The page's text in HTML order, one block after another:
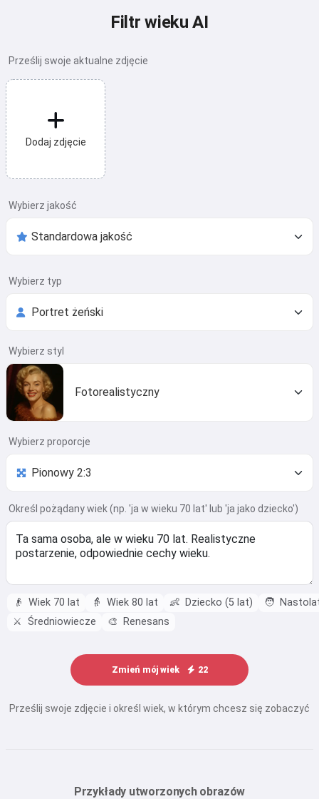
Filtr wieku AI
Prześlij swoje aktualne zdjęcie
Dodaj zdjęcie
Wybierz jakość
Wybierz typ
Wybierz styl
Fotorealistyczny
Wybierz proporcje
Określ pożądany wiek (np. 'ja w wieku 70 lat' lub 'ja jako dziecko')
👴 Wiek 70 lat 👵 Wiek 80 lat 👶 Dziecko (5 lat) 🧑
⚔️ Średniowiecze 🎨 Renesans
Zmień mój wiek 22
Prześlij swoje zdjęcie i określ wiek, w którym chcesz się zobaczyć
Przykłady utworzonych obrazów